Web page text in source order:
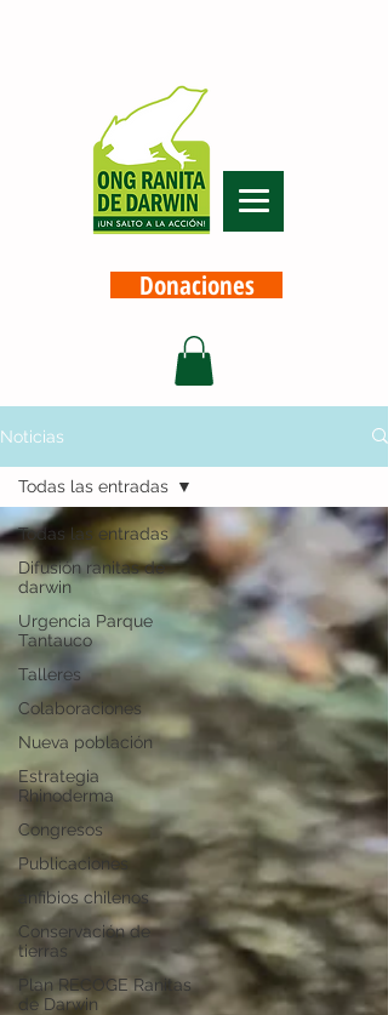
Donaciones
Noticias
Todas las entradas
Difusión ranitas de
darwin
Urgencia Parque
Tantauco
Talleres
Colaboraciones
Nueva población
Estrategia
Rhinoderma
Congresos
Publicaciones
anfibios chilenos
Conservación de
tierras
Plan RECOGE Ranitas
de Darwin
Todas las entradas